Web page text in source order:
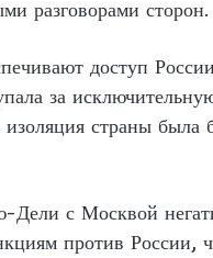
разговорами сторон.
доступ
за
страны была
с Москвой
против России,